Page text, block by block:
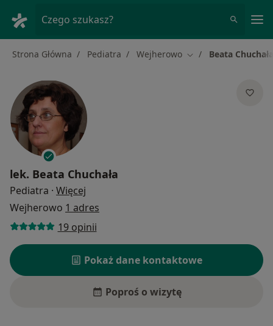
Czego szukasz?
Strona Główna Pediatra Wejherowo Zmień miasto
Beata Chuchała
lek. Beata Chuchała
Pediatra · Więcej
Wejherowo 1 adres
19 opinii
Pokaż dane kontaktowe
Poproś o wizytę